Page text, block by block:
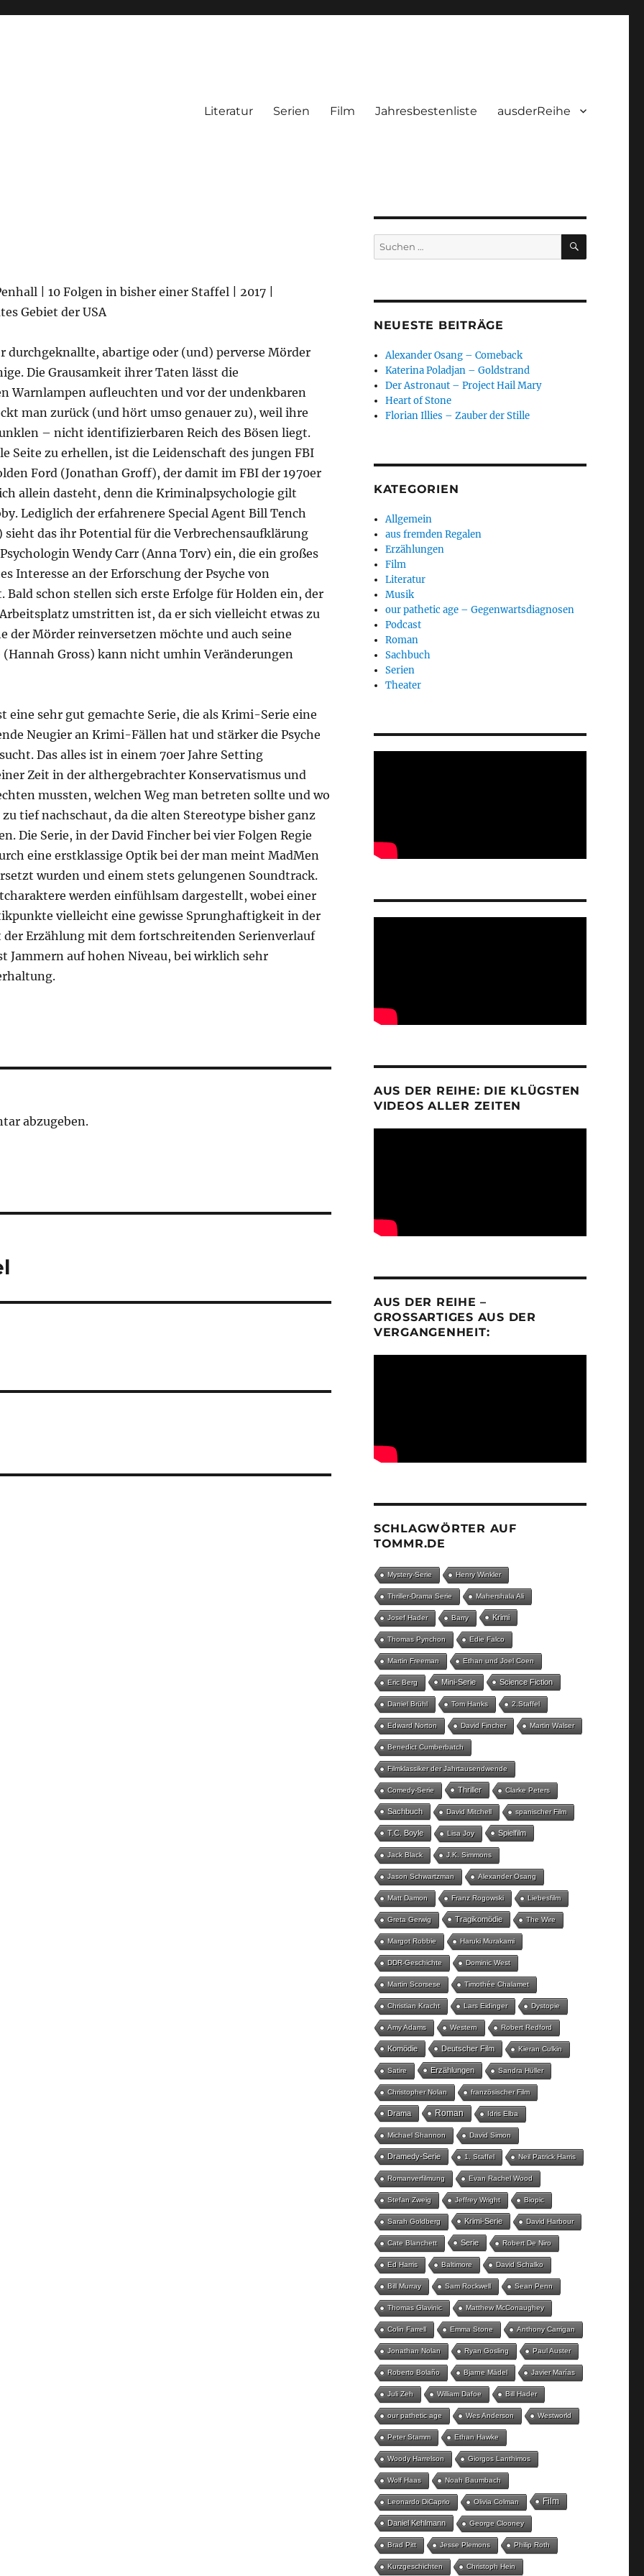
Literatur Serien Film Jahresbestenliste ausderReihe
| 10 Folgen in bisher einer Staffel | 2017 |
Gebiet der USA
durchgeknallte, abartige oder (und) perverse Mörder
Die Grausamkeit ihrer Taten lässt die
Warnlampen aufleuchten und vor der undenkbaren
man zurück (und hört umso genauer zu), weil ihre
– nicht identifizierbaren Reich des Bösen liegt.
Seite zu erhellen, ist die Leidenschaft des jungen FBI
Ford (Jonathan Groff), der damit im FBI der 1970er
allein dasteht, denn die Kriminalpsychologie gilt
Lediglich der erfahrenere Special Agent Bill Tench
sieht das ihr Potential für die Verbrechensaufklärung
Wendy Carr (Anna Torv) ein, die ein großes
Interesse an der Erforschung der Psyche von
Bald schon stellen sich erste Erfolge für Holden ein, der
umstritten ist, da er sich vielleicht etwas zu
der Mörder reinversetzen möchte und auch seine
(Hannah Gross) kann nicht umhin Veränderungen
eine sehr gut gemachte Serie, die als Krimi-Serie eine
Neugier an Krimi-Fällen hat und stärker die Psyche
Das alles ist in einem 70er Jahre Setting
Zeit in der althergebrachter Konservatismus und
mussten, welchen Weg man betreten sollte und wo
tief nachschaut, da die alten Stereotype bisher ganz
Die Serie, in der David Fincher bei vier Folgen Regie
eine erstklassige Optik bei der man meint MadMen
wurden und einem stets gelungenen Soundtrack.
werden einfühlsam dargestellt, wobei einer
vielleicht eine gewisse Sprunghaftigkeit in der
der Erzählung mit dem fortschreitenden Serienverlauf
Jammern auf hohen Niveau, bei wirklich sehr
abzugeben.
Suchen
nach:
SUCHEN
NEUESTE BEITRÄGE
Alexander Osang – Comeback
Katerina Poladjan – Goldstrand
Der Astronaut – Project Hail Mary
Heart of Stone
Florian Illies – Zauber der Stille
KATEGORIEN
Allgemein
aus fremden Regalen
Erzählungen
Film
Literatur
Musik
our pathetic age – Gegenwartsdiagnosen
Podcast
Roman
Sachbuch
Serien
Theater
AUS DER REIHE: DIE KLÜGSTEN
VIDEOS ALLER ZEITEN
AUS DER REIHE –
GROSSARTIGES AUS DER V
ERGANGENHEIT:
SCHLAGWÖRTER AUF
TOMMR.DE
Mystery-Serie Henry Winkler
Thriller-Drama Serie Mahershala Ali
Josef Hader Barry Krimi
Thomas Pynchon Edie Falco
Martin Freeman Ethan und Joel Coen
Eric Berg Mini-Serie Science Fiction
Daniel Brühl Tom Hanks 2.Staffel
Edward Norton David Fincher Martin Walser
Benedict Cumberbatch
Filmklassiker der Jahrtausendwende
Comedy-Serie Thriller Clarke Peters
Sachbuch David Mitchell spanischer Film
T.C. Boyle Lisa Joy Spielfilm
Jack Black J.K. Simmons
Jason Schwartzman Alexander Osang
Matt Damon Franz Rogowski Liebesfilm
Greta Gerwig Tragikomödie The Wire
Margot Robbie Haruki Murakami
DDR-Geschichte Dominic West
Martin Scorsese Timothée Chalamet
Christian Kracht Lars Eidinger Dystopie
Amy Adams Western Robert Redford
Komödie Deutscher Film Kieran Culkin
Satire Erzählungen Sandra Hüller
Christopher Nolan französischer Film
Drama Roman Idris Elba
Michael Shannon David Simon
Dramedy-Serie 1. Staffel Neil Patrick Harris
Romanverfilmung Evan Rachel Wood
Stefan Zweig Jeffrey Wright Biopic
Sarah Goldberg Krimi-Serie David Harbour
Cate Blanchett Serie Robert De Niro
Ed Harris Baltimore David Schalko
Bill Murray Sam Rockwell Sean Penn
Thomas Glavinic Matthew McConaughey
Colin Farrell Emma Stone Anthony Carrigan
Jonathan Nolan Ryan Gosling Paul Auster
Roberto Bolaño Bjarne Mädel Javier Marías
Juli Zeh William Dafoe Bill Hader
our pathetic age Wes Anderson Westworld
Peter Stamm Ethan Hawke
Woody Harrelson Giorgos Lanthimos
Wolf Haas Noah Baumbach
Leonardo DiCaprio Olivia Colman Film
Daniel Kehlmann George Clooney
Brad Pitt Jesse Plemons Philip Roth
Kurzgeschichten Christoph Hein